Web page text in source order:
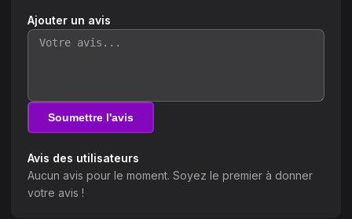
Ajouter un avis
Soumettre l'avis
Avis des utilisateurs
Aucun avis pour le moment. Soyez le premier à donner
votre avis !